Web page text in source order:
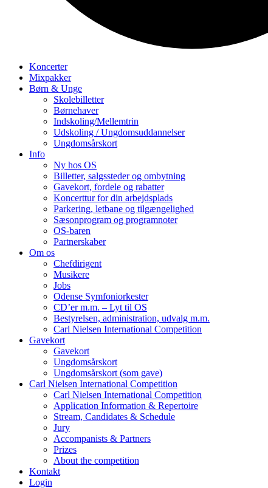
Koncerter
Mixpakker
Børn & Unge
Skolebilletter
Børnehaver
Indskoling/Mellemtrin
Udskoling / Ungdomsuddannelser
Ungdomsårskort
Info
Ny hos OS
Billetter, salgssteder og ombytning
Gavekort, fordele og rabatter
Koncerttur for din arbejdsplads
Parkering, letbane og tilgængelighed
Sæsonprogram og programnoter
OS-baren
Partnerskaber
Om os
Chefdirigent
Musikere
Jobs
Odense Symfoniorkester
CD’er m.m. – Lyt til OS
Bestyrelsen, administration, udvalg m.m.
Carl Nielsen International Competition
Gavekort
Gavekort
Ungdomsårskort
Ungdomsårskort (som gave)
Carl Nielsen International Competition
Carl Nielsen International Competition
Application Information & Repertoire
Stream, Candidates & Schedule
Jury
Accompanists & Partners
Prizes
About the competition
Kontakt
Login